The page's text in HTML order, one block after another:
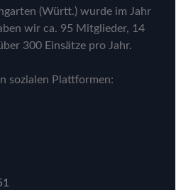
(Württ.) wurde im Jahr
wir ca. 95 Mitglieder, 14
300 Einsätze pro Jahr.
sozialen Plattformen: